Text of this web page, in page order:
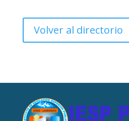
Volver al directorio